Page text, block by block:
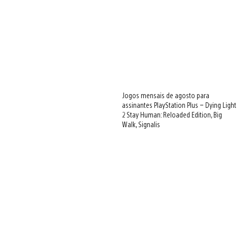
Jogos mensais de agosto para
assinantes PlayStation Plus – Dying Light
2 Stay Human: Reloaded Edition, Big
Walk, Signalis